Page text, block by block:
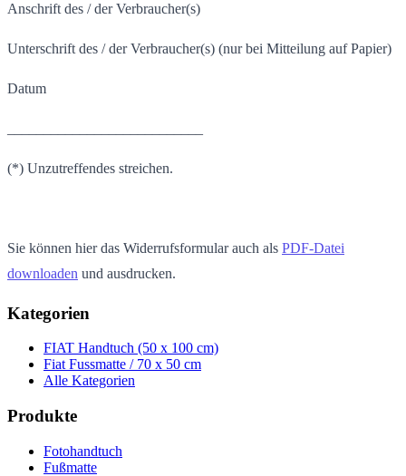
Anschrift des / der Verbraucher(s)
Unterschrift des / der Verbraucher(s) (nur bei Mitteilung auf Papier)
Datum
(*) Unzutreffendes streichen.
Sie können hier das Widerrufsformular auch als PDF-Datei
downloaden und ausdrucken.
Kategorien
FIAT Handtuch (50 x 100 cm)
Fiat Fussmatte / 70 x 50 cm
Alle Kategorien
Produkte
Fotohandtuch
Fußmatte